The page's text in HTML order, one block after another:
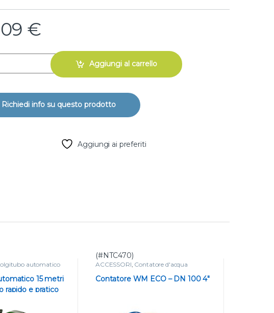
€
uni-lock (filo sigillaraccordi) 160 mt quantity
Aggiungi al carrello
Aggiungi ai preferiti
automatico
15 metri
rapido e pratico
(#NTC470)
ACCESSORI Contatore d'acqua
Contatore WM ECO – DN 100 4″